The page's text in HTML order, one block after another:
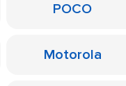
POCO
Motorola